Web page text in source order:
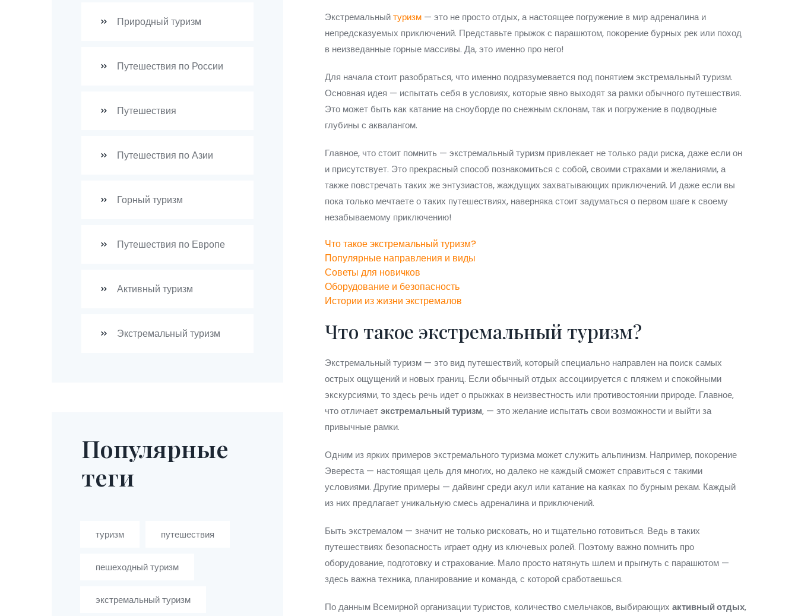
Экстремальныйтуризм — это не просто отдых, а настоящее погружение в мир адреналина и
непредсказуемых приключений. Представьте прыжок с парашютом, покорение бурных рек или поход
в неизведанные горные массивы. Да, это именно про него!
Для начала стоит разобраться, что именно подразумевается под понятием экстремальный туризм.
Основная идея — испытать себя в условиях, которые явно выходят за рамки обычного путешествия.
Это может быть как катание на сноуборде по снежным склонам, так и погружение в подводные
глубины с аквалангом.
Главное, что стоит помнить — экстремальный туризм привлекает не только ради риска, даже если он
и присутствует. Это прекрасный способ познакомиться с собой, своими страхами и желаниями, а
также повстречать таких же энтузиастов, жаждущих захватывающих приключений. И даже если вы
пока только мечтаете о таких путешествиях, наверняка стоит задуматься о первом шаге к своему
незабываемому приключению!
Что такое экстремальный туризм?
Популярные направления и виды
Советы для новичков
Оборудование и безопасность
Истории из жизни экстремалов
Что такое экстремальный туризм?
Экстремальный туризм — это вид путешествий, который специально направлен на поиск самых
острых ощущений и новых границ. Если обычный отдых ассоциируется с пляжем и спокойными
экскурсиями, то здесь речь идет о прыжках в неизвестность или противостоянии природе. Главное,
что отличаетэкстремальный туризм, — это желание испытать свои возможности и выйти за
привычные рамки.
Одним из ярких примеров экстремального туризма может служить альпинизм. Например, покорение
Эвереста — настоящая цель для многих, но далеко не каждый сможет справиться с такими
условиями. Другие примеры — дайвинг среди акул или катание на каяках по бурным рекам. Каждый
из них предлагает уникальную смесь адреналина и приключений.
Быть экстремалом — значит не только рисковать, но и тщательно готовиться. Ведь в таких
путешествиях безопасность играет одну из ключевых ролей. Поэтому важно помнить про
оборудование, подготовку и страхование. Мало просто натянуть шлем и прыгнуть с парашютом —
здесь важна техника, планирование и команда, с которой сработаешься.
По данным Всемирной организации туристов, количество смельчаков, выбирающих активный отдых,
Природный туризм
Путешествия по России
Путешествия
Путешествия по Азии
Горный туризм
Путешествия по Европе
Активный туризм
Экстремальный туризм
Популярные
теги
туризм путешествия
пешеходный туризм
экстремальный туризм